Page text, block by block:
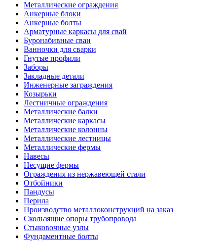
Металлические ограждения
Анкерные блоки
Анкерные болты
Арматурные каркасы для свай
Буронабивные сваи
Ванночки для сварки
Гнутые профили
Заборы
Закладные детали
Инженерные заграждения
Козырьки
Лестничные ограждения
Металлические балки
Металлические каркасы
Металлические колонны
Металлические лестницы
Металлические фермы
Навесы
Несущие фермы
Ограждения из нержавеющей стали
Отбойники
Пандусы
Перила
Производство металлоконструкций на заказ
Скользящие опоры трубопровода
Стыковочные узлы
Фундаментные болты